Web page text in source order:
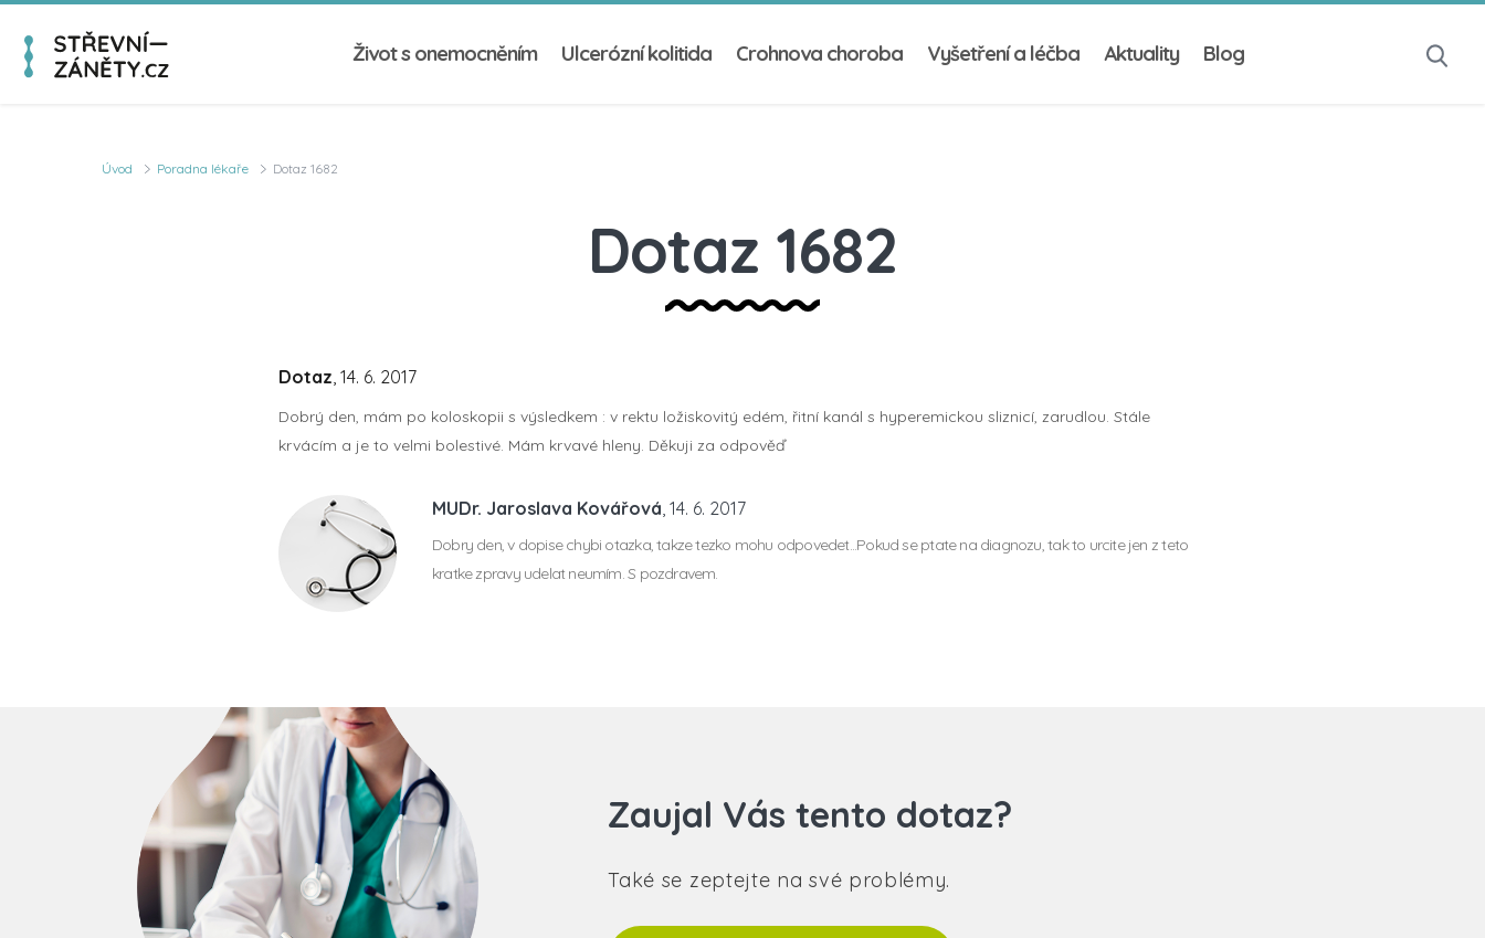
Život s onemocněním Ulcerózní kolitida Crohnova choroba Vyšetření a léčba Aktuality Blog
Úvod Poradna lékaře Dotaz 1682
Dotaz 1682
Dotaz, 14. 6. 2017
Dobrý den, mám po koloskopii s výsledkem : v rektu ložiskovitý edém, řitní kanál s hyperemickou sliznicí, zarudlou. Stále
krvácím a je to velmi bolestivé. Mám krvavé hleny. Děkuji za odpověď
MUDr. Jaroslava Kovářová , 14. 6. 2017
Dobry den, v dopise chybi otazka, takze tezko mohu odpovedet...Pokud se ptate na diagnozu, tak to urcite jen z teto
kratke zpravy udelat neumím. S pozdravem.
Zaujal Vás tento dotaz?
Také se zeptejte na své problémy.